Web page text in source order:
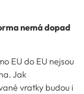
nemá dopad
EU do EU nejsou
Jak
vratky budou i